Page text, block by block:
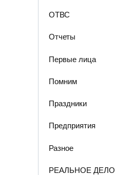
ОТВС
Отчеты
Первые лица
Помним
Праздники
Предприятия
Разное
РЕАЛЬНОЕ ДЕЛО